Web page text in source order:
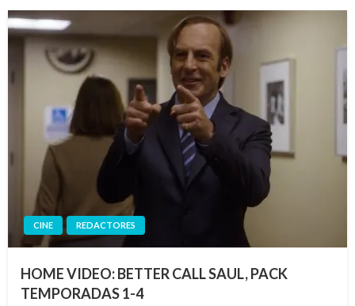
CINE REDACTORES
HOME VIDEO: BETTER CALL SAUL, PACK
TEMPORADAS 1-4